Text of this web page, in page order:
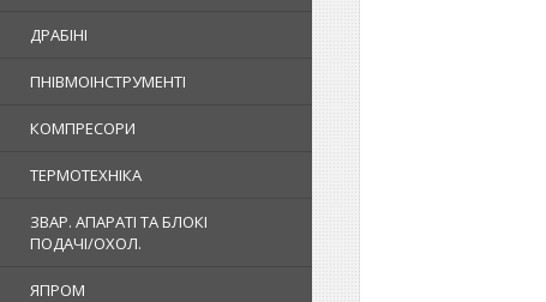
ДРАБІНІ
ПНІВМОІНСТРУМЕНТІ
КОМПРЕСОРИ
ТЕРМОТЕХНІКА
ЗВАР. АПАРАТІ ТА БЛОКІ
ПОДАЧІ/ОХОЛ.
ЯПРОМ